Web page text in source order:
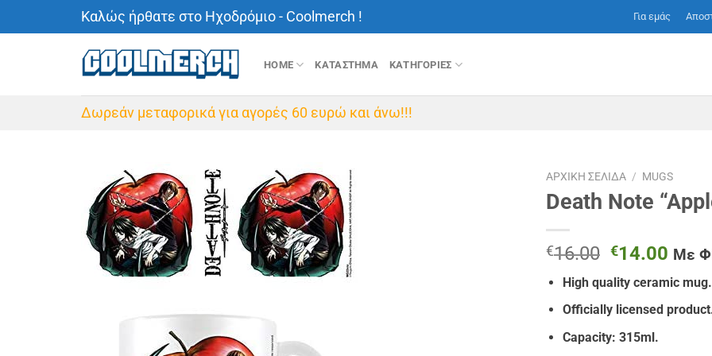
Καλώς ήρθατε στο Ηχοδρόμιο - Coolmerch ! Για εμάς
HOME ΚΑΤΑΣΤΗΜΑ ΚΑΤΗΓΟΡΙΕΣ
Δωρεάν μεταφορικά για αγορές 60 ευρώ και άνω!!!
ΑΡΧΙΚΉ ΣΕΛΊΔΑ / MUGS
Death Note
€16.00 Original
price
was:
€16.00.
€14.00 Η
τιμή
Με
High quality ceramic mug.
Officially licensed
Capacity: 315ml.